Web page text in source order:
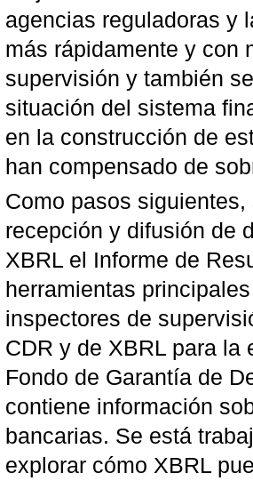
agencias reguladoras y
más rápidamente y con
supervisión y también
situación del sistema
en la construcción de
han compensado de
Como pasos
recepción y difusión de
XBRL el Informe de
herramientas
inspectores de
CDR y de XBRL para la
Fondo de Garantía de
contiene información
bancarias. Se está
explorar cómo XBRL